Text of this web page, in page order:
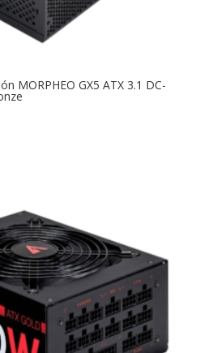
MORPHEO GX5 ATX 3.1 DC-